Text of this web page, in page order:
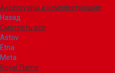
Аксессуары и комплектующие
Назад
Смотреть все
Astov
Etna
Meta
Royal Flame